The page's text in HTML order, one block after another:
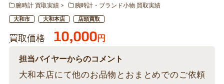
腕時計 買取実績
腕時計・ブランド小物 買取実績
大和市 大和本店 店頭買取
買取価格 10,000円
担当バイヤーからのコメント
大和本店にて他のお品物とおまとめでのご依頼